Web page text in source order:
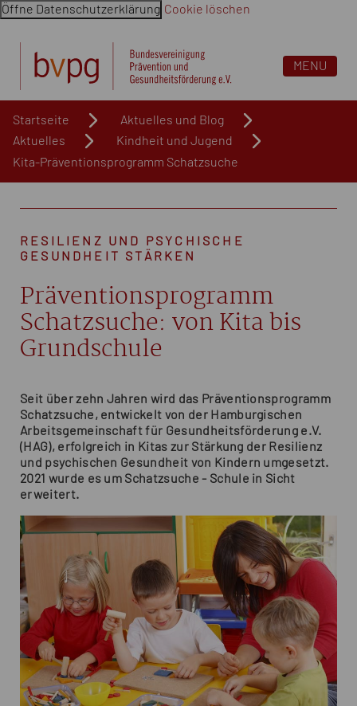
Öffne Datenschutzerklärung Cookie löschen
MENU
Startseite
Aktuelles und Blog
Aktuelles
Kindheit und Jugend
Kita-Präventionsprogramm Schatzsuche
RESILIENZ UND PSYCHISCHE
GESUNDHEIT STÄRKEN
Präventionsprogramm
Schatzsuche: von Kita bis
Grundschule
Seit über zehn Jahren wird das Präventionsprogramm
Schatzsuche, entwickelt von der Hamburgischen
Arbeitsgemeinschaft für Gesundheitsförderung e.V.
(HAG), erfolgreich in Kitas zur Stärkung der Resilienz
und psychischen Gesundheit von Kindern umgesetzt.
2021 wurde es um Schatzsuche - Schule in Sicht
erweitert.